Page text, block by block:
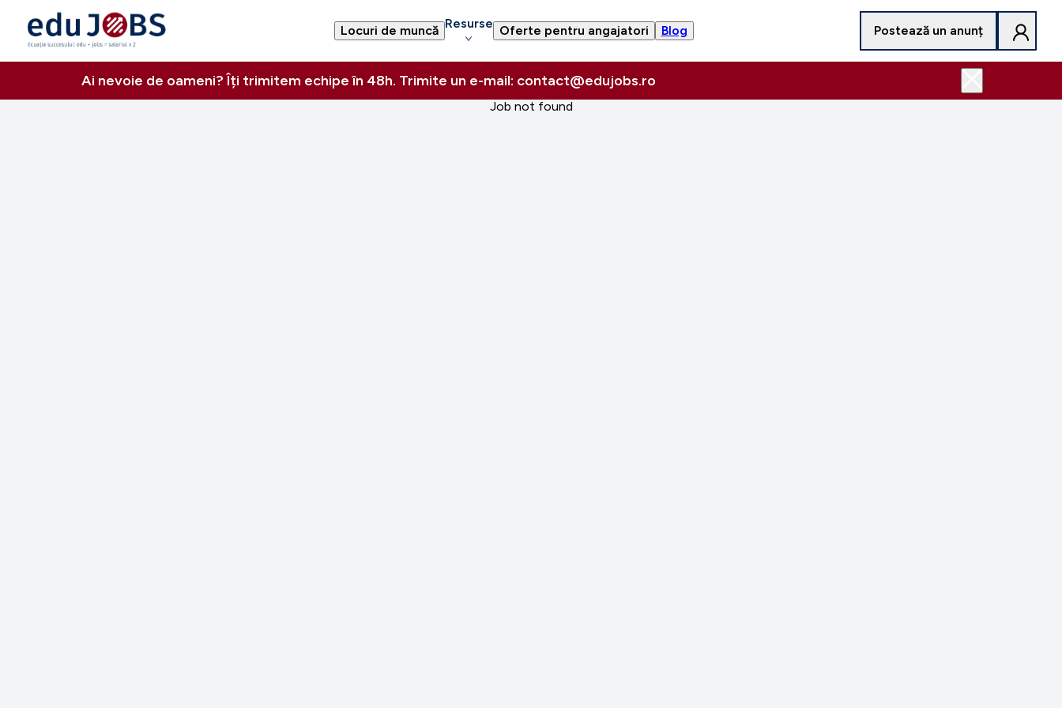
Locuri de muncă Resurse Oferte pentru angajatori Blog Postează un anunț
Ai nevoie de oameni? Îți trimitem echipe în 48h. Trimite un e-mail: contact@edujobs.ro
Job not found